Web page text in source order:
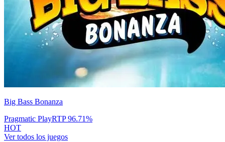
Big Bass Bonanza
Pragmatic PlayRTP96.71%
HOT
Ver todos los juegos